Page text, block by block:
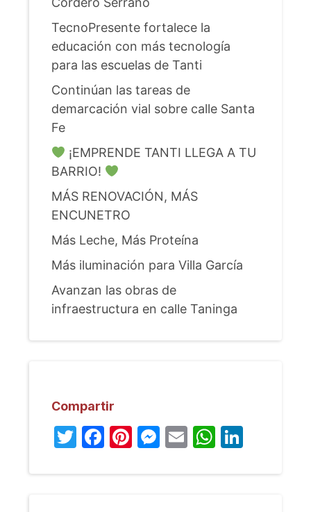
TecnoPresente fortalece la
educación con más tecnología
para las escuelas de Tanti
Continúan las tareas de
demarcación vial sobre calle Santa
Fe
¡EMPRENDE TANTI LLEGA A TU
BARRIO!
MÁS RENOVACIÓN, MÁS
ENCUNETRO
Más Leche, Más Proteína
Más iluminación para Villa García
Avanzan las obras de
infraestructura en calle Taninga
Compartir
Twitter
Facebook
Pinterest
Messenger
Email